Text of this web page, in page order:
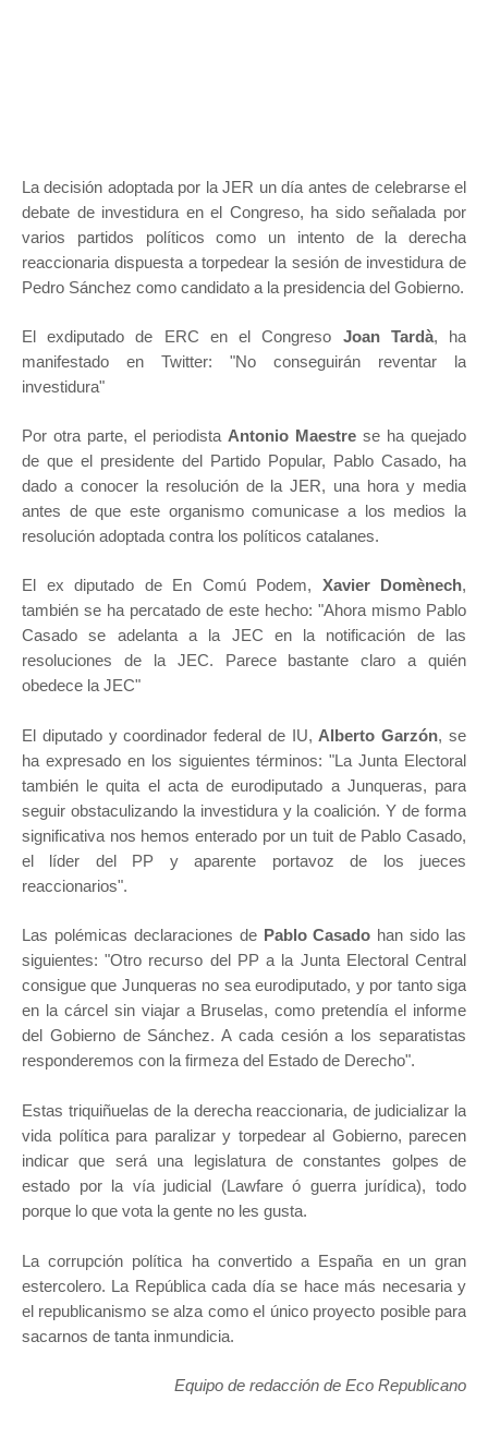
La decisión adoptada por la JER un día antes de celebrarse el
debate de investidura en el Congreso, ha sido señalada por
varios partidos políticos como un intento de la derecha
reaccionaria dispuesta a torpedear la sesión de investidura de
Pedro Sánchez como candidato a la presidencia del Gobierno.
El exdiputado de ERC en el Congreso Joan Tardà, ha
manifestado en Twitter: "No conseguirán reventar la
investidura"
Por otra parte, el periodista Antonio Maestre se ha quejado
de que el presidente del Partido Popular, Pablo Casado, ha
dado a conocer la resolución de la JER, una hora y media
antes de que este organismo comunicase a los medios la
resolución adoptada contra los políticos catalanes.
El ex diputado de En Comú Podem, Xavier Domènech,
también se ha percatado de este hecho: "Ahora mismo Pablo
Casado se adelanta a la JEC en la notificación de las
resoluciones de la JEC. Parece bastante claro a quién
obedece la JEC"
El diputado y coordinador federal de IU, Alberto Garzón, se
ha expresado en los siguientes términos: "La Junta Electoral
también le quita el acta de eurodiputado a Junqueras, para
seguir obstaculizando la investidura y la coalición. Y de forma
significativa nos hemos enterado por un tuit de Pablo Casado,
el líder del PP y aparente portavoz de los jueces
reaccionarios".
Las polémicas declaraciones de Pablo Casado han sido las
siguientes: "Otro recurso del PP a la Junta Electoral Central
consigue que Junqueras no sea eurodiputado, y por tanto siga
en la cárcel sin viajar a Bruselas, como pretendía el informe
del Gobierno de Sánchez. A cada cesión a los separatistas
responderemos con la firmeza del Estado de Derecho".
Estas triquiñuelas de la derecha reaccionaria, de judicializar la
vida política para paralizar y torpedear al Gobierno, parecen
indicar que será una legislatura de constantes golpes de
estado por la vía judicial (Lawfare ó guerra jurídica), todo
porque lo que vota la gente no les gusta.
La corrupción política ha convertido a España en un gran
estercolero. La República cada día se hace más necesaria y
el republicanismo se alza como el único proyecto posible para
sacarnos de tanta inmundicia.
Equipo de redacción de Eco Republicano